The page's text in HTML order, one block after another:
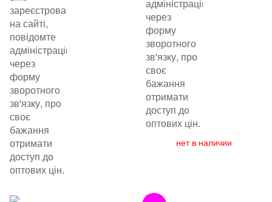
зареєстровані
на сайті,
повідомте
адміністрацію
через
форму
зворотного
зв'язку, про
своє
бажання
отримати
доступ до
оптових цін.
адміністрацію
через
форму
зворотного
зв'язку, про
своє
бажання
отримати
доступ до
оптових цін.
нет в наличии